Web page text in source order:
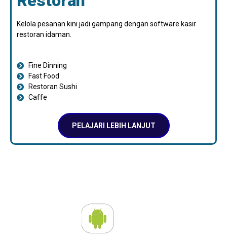
Kelola pesanan kini jadi gampang dengan software kasir
restoran idaman.
Fine Dinning
Fast Food
Restoran Sushi
Caffe
PELAJARI LEBIH LANJUT